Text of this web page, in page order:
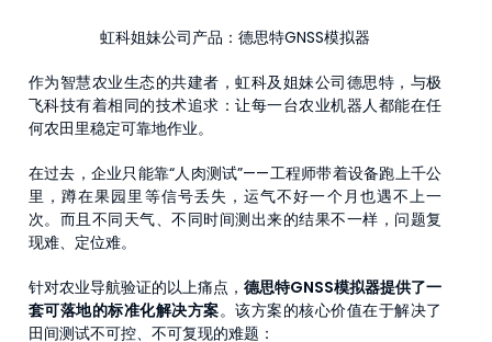
虹科姐妹公司产品：德思特GNSS模拟器
作为智慧农业生态的共建者，虹科及姐妹公司德思特，与极
飞科技有着相同的技术追求：让每一台农业机器人都能在任
何农田里稳定可靠地作业。
在过去，企业只能靠“人肉测试”——工程师带着设备跑上千公
里，蹲在果园里等信号丢失，运气不好一个月也遇不上一
次。而且不同天气、不同时间测出来的结果不一样，问题复
现难、定位难。
针对农业导航验证的以上痛点，德思特GNSS模拟器提供了一
套可落地的标准化解决方案。该方案的核心价值在于解决了
田间测试不可控、不可复现的难题：